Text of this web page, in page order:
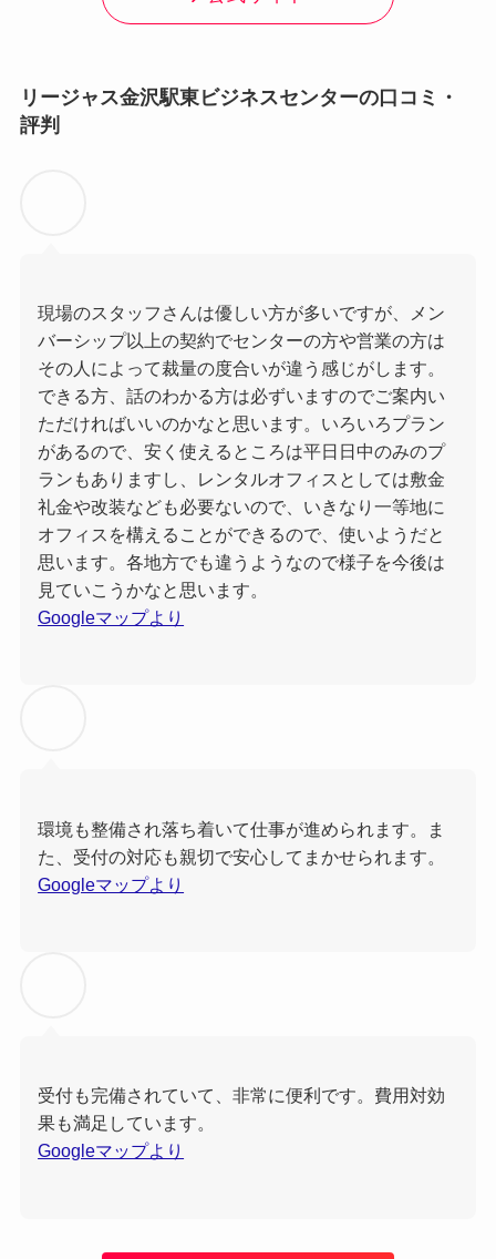
リージャス金沢駅東ビジネスセンターの口コミ・
評判
現場のスタッフさんは優しい方が多いですが、メン
バーシップ以上の契約でセンターの方や営業の方は
その人によって裁量の度合いが違う感じがします。
できる方、話のわかる方は必ずいますのでご案内い
ただければいいのかなと思います。いろいろプラン
があるので、安く使えるところは平日日中のみのプ
ランもありますし、レンタルオフィスとしては敷金
礼金や改装なども必要ないので、いきなり一等地に
オフィスを構えることができるので、使いようだと
思います。各地方でも違うようなので様子を今後は
見ていこうかなと思います。
Googleマップより
環境も整備され落ち着いて仕事が進められます。ま
た、受付の対応も親切で安心してまかせられます。
Googleマップより
受付も完備されていて、非常に便利です。費用対効
果も満足しています。
Googleマップより